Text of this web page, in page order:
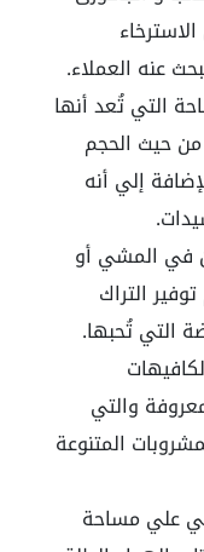
عنه العملاء.
التي تُعد أنها
حيث الحجم
إلي أنه
في المشي أو
التراك
التي تُحبها.
والتي
المتنوعة
علي مساحة